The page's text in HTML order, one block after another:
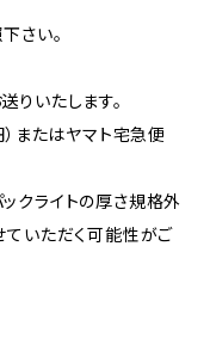
さい。
いたします。
またはヤマト宅急便
クライトの厚さ規格外
ていただく可能性がご